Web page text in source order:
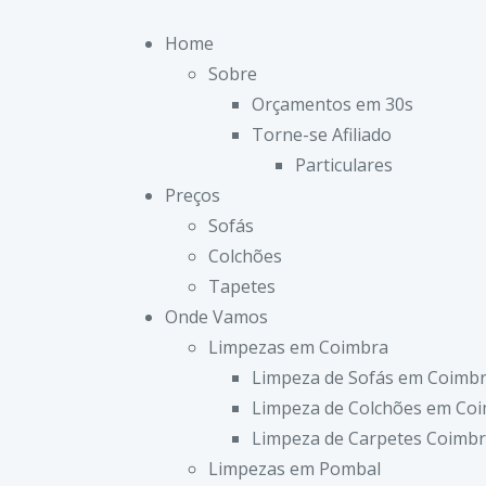
Home
Sobre
Orçamentos em 30s
Torne-se Afiliado
Particulares
Preços
Sofás
Colchões
Tapetes
Onde Vamos
Limpezas em Coimbra
Limpeza de Sofás em
Limpeza de Colchões em
Limpeza de Carpetes
Limpezas em Pombal